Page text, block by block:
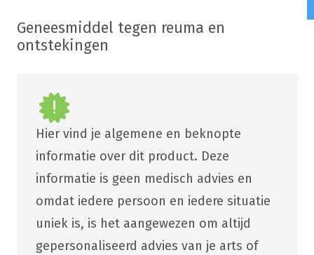
Geneesmiddel tegen reuma en
ontstekingen
Hier vind je algemene en beknopte
informatie over dit product. Deze
informatie is geen medisch advies en
omdat iedere persoon en iedere situatie
uniek is, is het aangewezen om altijd
gepersonaliseerd advies van je arts of